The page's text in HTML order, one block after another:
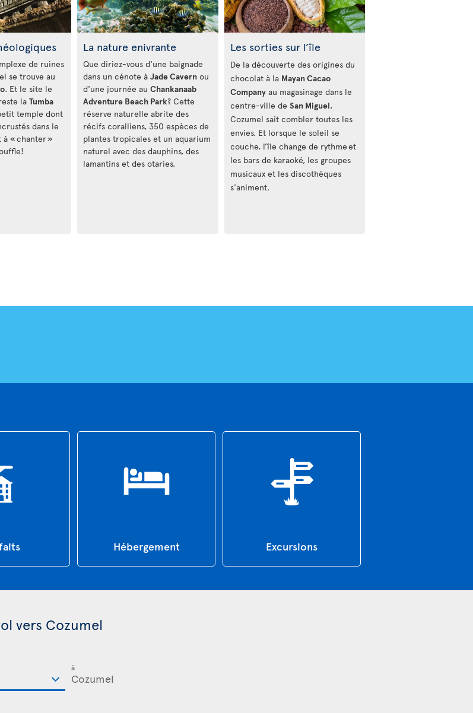
de ruines
se trouve au
. Et le site le
la Tumba
temple dont
dans le
« chanter »
La nature enivrante
Que diriez-vous d'une baignade
dans un cénote à Jade Cavern ou
d'une journée au Chankanaab
Adventure Beach Park? Cette
réserve naturelle abrite des
récifs coralliens, 350 espèces de
plantes tropicales et un aquarium
naturel avec des dauphins, des
lamantins et des otaries.
Les sorties sur l’île
De la découverte des origines du
chocolat à la Mayan Cacao
Companyau magasinage dans le
centre-ville de San Miguel,
Cozumel sait combler toutes les
envies. Et lorsque le soleil se
couche, l’île change de rythme et
les bars de karaoké, les groupes
musicaux et les discothèques
s'animent.
Hébergement Excursions
vers Cozumel
à